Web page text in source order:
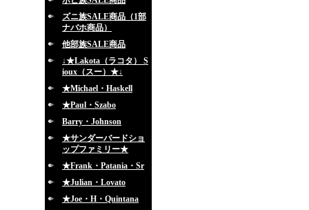
ズニ族SALE商品（1部
ナバホ商品）
他部族SALE商品
↓★Lakota（ラコタ） S
ioux（スー）★↓
★Michael・Haskell
★Paul・Szabo
Barry・Johnson
★サンダーバードショ
ップファミリー★
★Frank・Patania・Sr
★Julian・Lovato
★Joe・H・Quintana